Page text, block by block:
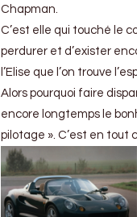
Chapman.
C’est elle qui touché le
perdurer et d’exister
l’Elise que l’on trouve
Alors pourquoi faire
encore longtemps le
pilotage ». C’est en tout